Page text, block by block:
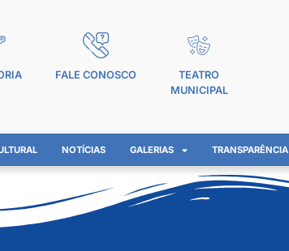
FALE CONOSCO
TEATRO
MUNICIPAL
NOTÍCIAS GALERIAS TRANSPARÊNCIA